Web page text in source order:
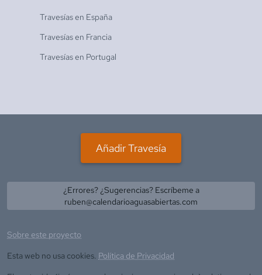
Travesías en España
Travesías en Francia
Travesías en Portugal
Añadir Travesía
¿Errores? ¿Sugerencias? Escríbeme a
ruben@calendarioaguasabiertas.com
Sobre este proyecto
Esta web no usa cookies. Política de Privacidad